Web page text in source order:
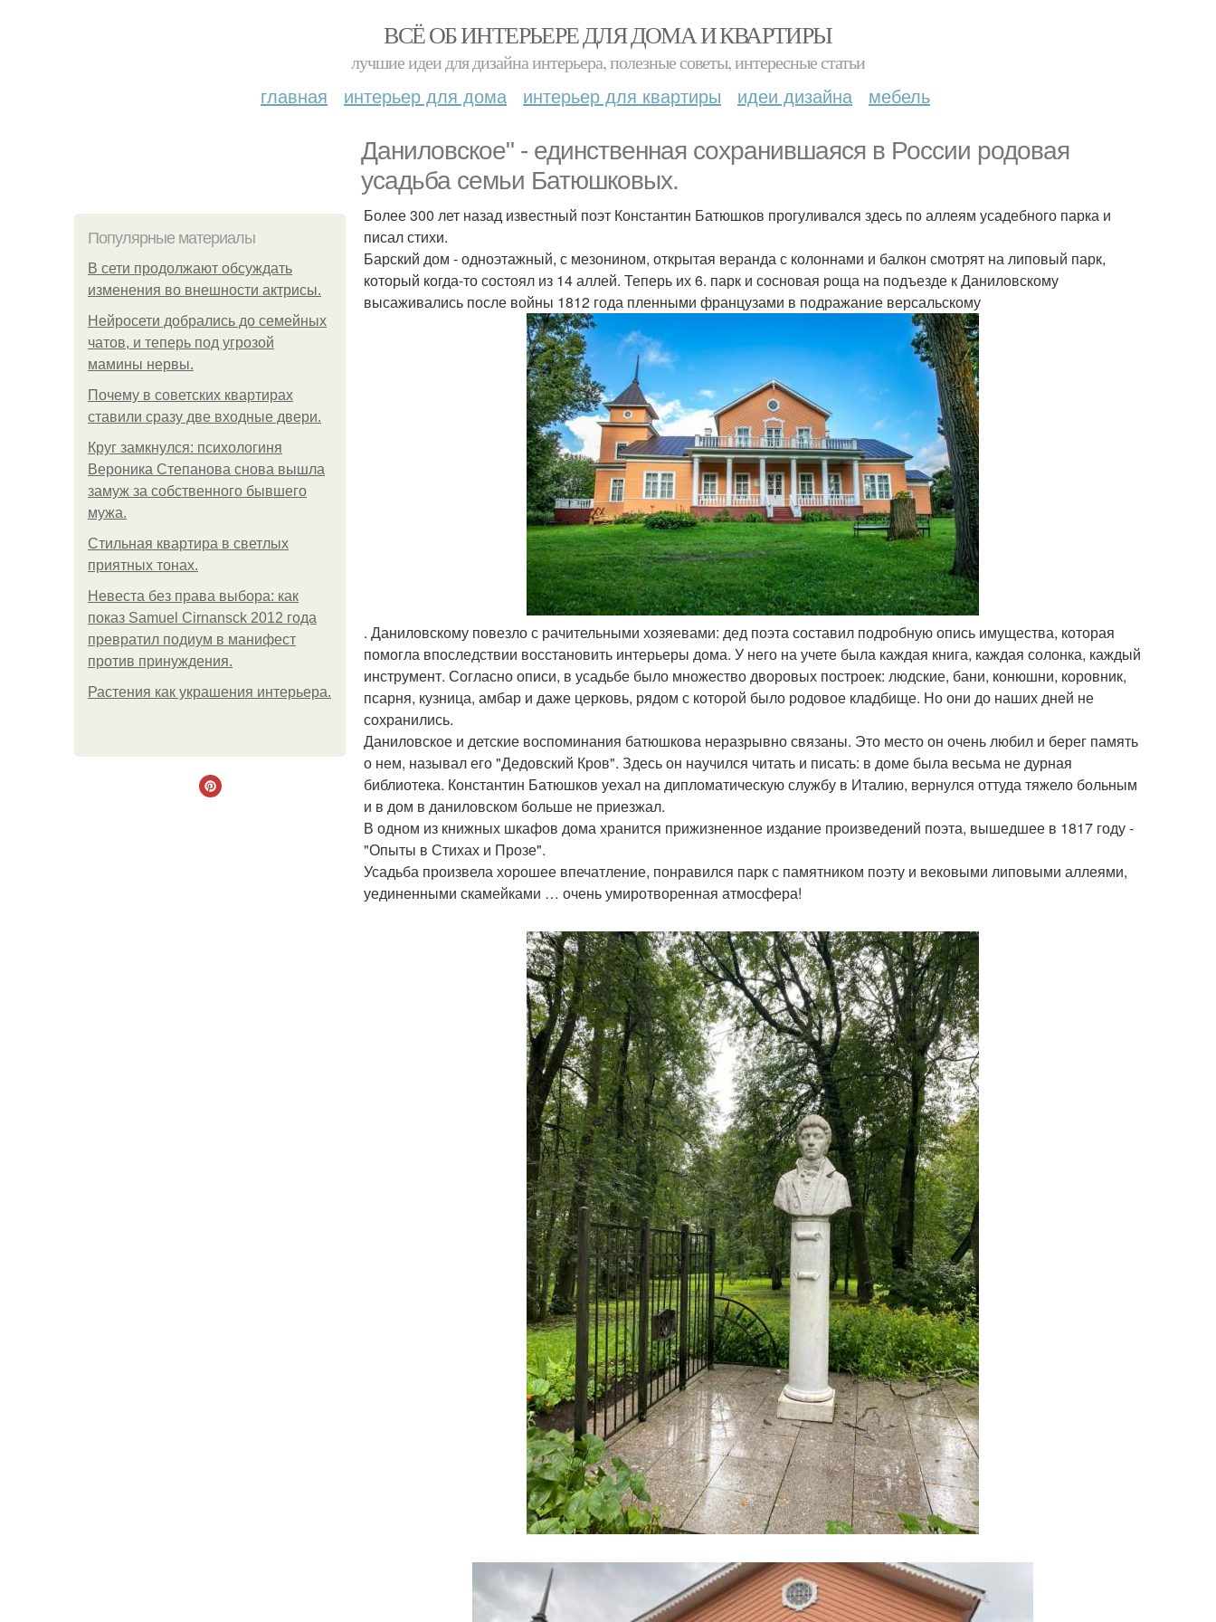
ВСЁ ОБ ИНТЕРЬЕРЕ ДЛЯ ДОМА И КВАРТИРЫ
лучшие идеи для дизайна интерьера, полезные советы, интересные статьи
главная интерьер для дома интерьер для квартиры идеи дизайна мебель
Даниловское" - единственная сохранившаяся в России родовая
усадьба семьи Батюшковых.
Популярные материалы
В сети продолжают обсуждать
изменения во внешности актрисы.
Нейросети добрались до семейных
чатов, и теперь под угрозой
мамины нервы.
Почему в советских квартирах
ставили сразу две входные двери.
Круг замкнулся: психологиня
Вероника Степанова снова вышла
замуж за собственного бывшего
мужа.
Стильная квартира в светлых
приятных тонах.
Невеста без права выбора: как
показ Samuel Cirnansck 2012 года
превратил подиум в манифест
против принуждения.
Растения как украшения интерьера.
Более 300 лет назад известный поэт Константин Батюшков прогуливался здесь по аллеям усадебного парка и
писал стихи.
Барский дом - одноэтажный, с мезонином, открытая веранда с колоннами и балкон смотрят на липовый парк,
который когда-то состоял из 14 аллей. Теперь их 6. парк и сосновая роща на подъезде к Даниловскому
высаживались после войны 1812 года пленными французами в подражание версальскому
. Даниловскому повезло с рачительными хозяевами: дед поэта составил подробную опись имущества, которая
помогла впоследствии восстановить интерьеры дома. У него на учете была каждая книга, каждая солонка, каждый
инструмент. Согласно описи, в усадьбе было множество дворовых построек: людские, бани, конюшни, коровник,
псарня, кузница, амбар и даже церковь, рядом с которой было родовое кладбище. Но они до наших дней не
сохранились.
Даниловское и детские воспоминания батюшкова неразрывно связаны. Это место он очень любил и берег память
о нем, называл его "Дедовский Кров". Здесь он научился читать и писать: в доме была весьма не дурная
библиотека. Константин Батюшков уехал на дипломатическую службу в Италию, вернулся оттуда тяжело больным
и в дом в даниловском больше не приезжал.
В одном из книжных шкафов дома хранится прижизненное издание произведений поэта, вышедшее в 1817 году -
"Опыты в Стихах и Прозе".
Усадьба произвела хорошее впечатление, понравился парк с памятником поэту и вековыми липовыми аллеями,
уединенными скамейками … очень умиротворенная атмосфера!